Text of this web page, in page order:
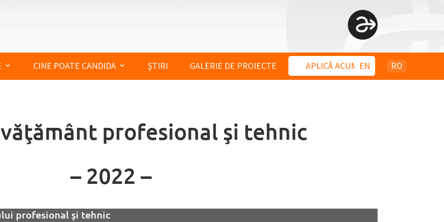
CINE POATE CANDIDA ȘTIRI GALERIE DE PROIECTE APLICĂ ACUM EN RO
profesional şi tehnic
– 2022 –
profesional şi tehnic